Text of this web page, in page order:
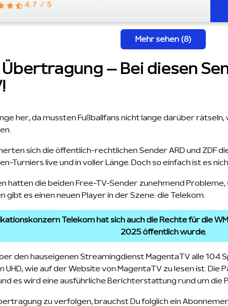
4.7 / 5
Mehr sehen (8)
Übertragung – Bei diesen
her, da mussten Fußballfans nicht lange darüber
sich die öffentlich-rechtlichen Sender ARD und ZDF
Turniers live und in voller Länge. Doch so einfach ist es
hatten die beiden Free-TV-Sender zunehmend
gibt es einen neuen Player in der Szene: die Telekom.
Telekom hat sich auch die Rechte für die
2025 öffentlich wurde.
den hauseigenen Streamingdienst MagentaTV alle 104
UHD, wie auf der Website von MagentaTV zu lesen ist.
es wird eine ausführliche Berichterstattung rund um die
zu verfolgen, brauchst Du folglich ein